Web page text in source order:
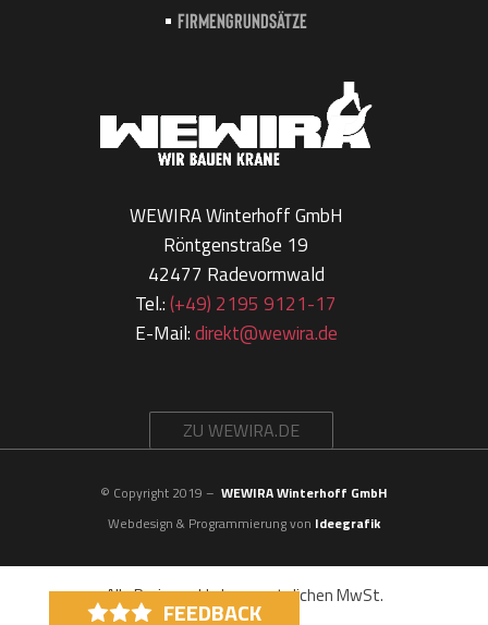
WEWIRA Winterhoff GmbH
Röntgenstraße 19
42477 Radevormwald
Tel.:(+49) 2195 9121-17
E-Mail:direkt@wewira.de
Firmengrundsätze
ZU WEWIRA.DE
© Copyright 2019 – WEWIRA Winterhoff GmbH
Webdesign & Programmierung von Ideegrafik
FEEDBACK
Alle Preise exkl. der gesetzlichen MwSt.